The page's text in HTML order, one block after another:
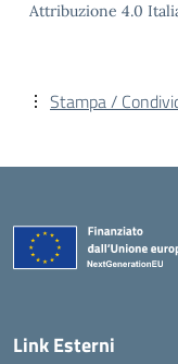
Attribuzione 4.0
Stampa /
Link Esterni